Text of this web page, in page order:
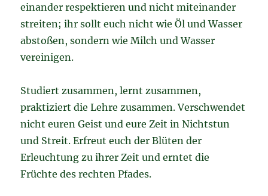
einander respektieren und nicht miteinander
streiten; ihr sollt euch nicht wie Öl und Wasser
abstoßen, sondern wie Milch und Wasser
vereinigen.
Studiert zusammen, lernt zusammen,
praktiziert die Lehre zusammen. Verschwendet
nicht euren Geist und eure Zeit in Nichtstun
und Streit. Erfreut euch der Blüten der
Erleuchtung zu ihrer Zeit und erntet die
Früchte des rechten Pfades.